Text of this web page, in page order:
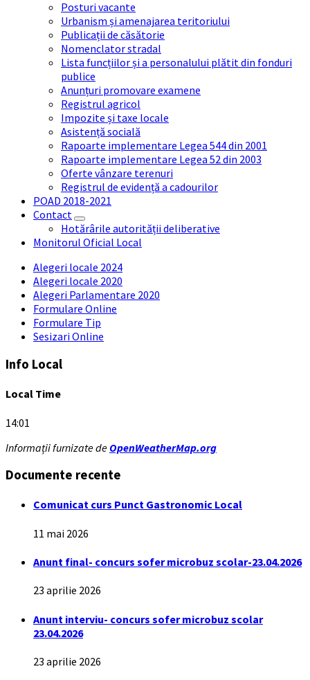
Posturi vacante
Urbanism și amenajarea teritoriului
Publicații de căsătorie
Nomenclator stradal
Lista funcțiilor și a personalului plătit din fonduri
publice
Anunțuri promovare examene
Registrul agricol
Impozite și taxe locale
Asistență socială
Rapoarte implementare Legea 544 din 2001
Rapoarte implementare Legea 52 din 2003
Oferte vânzare terenuri
Registrul de evidență a cadourilor
POAD 2018-2021
Contact
Hotărârile autorității deliberative
Monitorul Oficial Local
Alegeri locale 2024
Alegeri locale 2020
Alegeri Parlamentare 2020
Formulare Online
Formulare Tip
Sesizari Online
Info Local
Local Time
14:01
Informații furnizate de OpenWeatherMap.org
Documente recente
Comunicat curs Punct Gastronomic Local
11 mai 2026
Anunt final- concurs sofer microbuz scolar-23.04.2026
23 aprilie 2026
Anunt interviu- concurs sofer microbuz scolar
23.04.2026
23 aprilie 2026